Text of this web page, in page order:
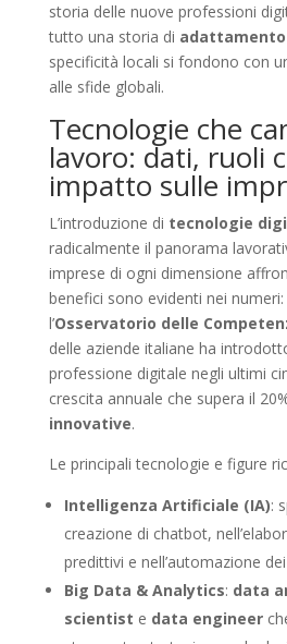
storia delle nuove professioni
tutto una storia di
specificità locali si fondono con
alle sfide globali.
Tecnologie che
lavoro: dati, ruoli
impatto sulle
L’introduzione di tecnologie
radicalmente il panorama
imprese di ogni dimensione
benefici sono evidenti nei
l’Osservatorio delle
delle aziende italiane ha
professione digitale negli ultimi
crescita annuale che supera il
innovative.
Le principali tecnologie e figure
Intelligenza Artificiale (IA):
creazione di chatbot,
predittivi e nell’automazione
Big Data & Analytics: data
scientist e data engineer